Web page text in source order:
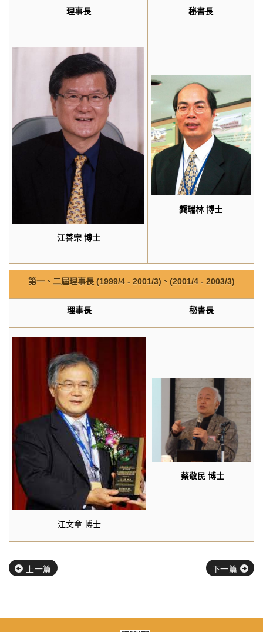
理事長 秘書長
江善宗 博士
龔瑞林 博士
第一、二屆理事長 (1999/4 - 2001/3) 、 (2001/4 - 2003/3)
理事長 秘書長
江文章 博士
蔡敬民 博士
上一篇 下一篇